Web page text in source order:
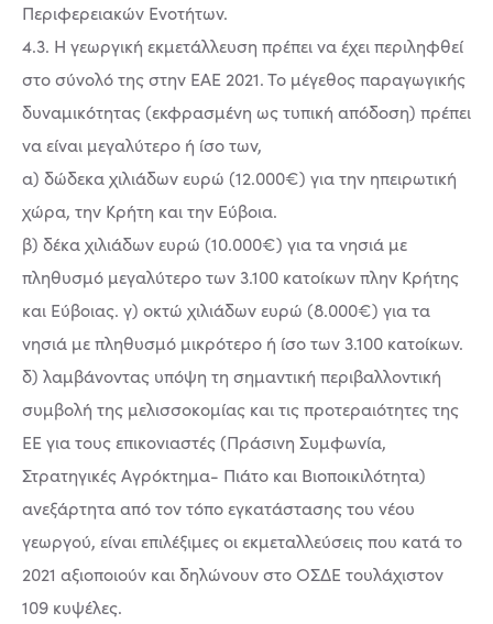
Περιφερειακών Ενοτήτων.
4.3. Η γεωργική εκμετάλλευση πρέπει να έχει περιληφθεί
στο σύνολό της στην ΕΑΕ 2021. Το μέγεθος παραγωγικής
δυναμικότητας (εκφρασμένη ως τυπική απόδοση) πρέπει
να είναι μεγαλύτερο ή ίσο των,
α) δώδεκα χιλιάδων ευρώ (12.000€) για την ηπειρωτική
χώρα, την Κρήτη και την Εύβοια.
β) δέκα χιλιάδων ευρώ (10.000€) για τα νησιά με
πληθυσμό μεγαλύτερο των 3.100 κατοίκων πλην Κρήτης
και Εύβοιας. γ) οκτώ χιλιάδων ευρώ (8.000€) για τα
νησιά με πληθυσμό μικρότερο ή ίσο των 3.100 κατοίκων.
δ) λαμβάνοντας υπόψη τη σημαντική περιβαλλοντική
συμβολή της μελισσοκομίας και τις προτεραιότητες της
ΕΕ για τους επικονιαστές (Πράσινη Συμφωνία,
Στρατηγικές Αγρόκτημα- Πιάτο και Βιοποικιλότητα)
ανεξάρτητα από τον τόπο εγκατάστασης του νέου
γεωργού, είναι επιλέξιμες οι εκμεταλλεύσεις που κατά το
2021 αξιοποιούν και δηλώνουν στο ΟΣΔΕ τουλάχιστον
109 κυψέλες.